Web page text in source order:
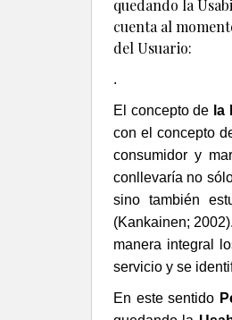
quedando la
cuenta al
del Usuario:
.
El concepto de la
con el concepto
consumidor y
conllevaría no
sino también
(Kankainen;
manera integral
servicio y se
En este sentido